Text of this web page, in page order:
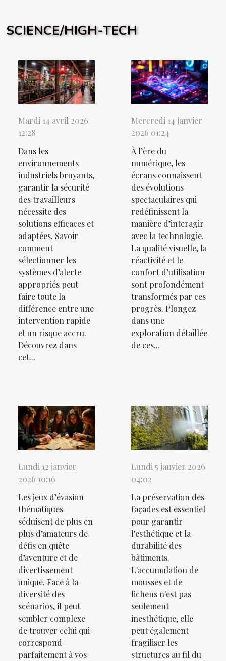
SCIENCE/HIGH-TECH
Mardi 14 avril 2026
12:28
Dans les
environnements
industriels bruyants,
garantir la sécurité
des travailleurs
nécessite des
solutions efficaces et
adaptées. Savoir
comment
sélectionner les
systèmes d’alerte
appropriés peut
faire toute la
différence entre une
intervention rapide
et un risque accru.
Découvrez dans
cet...
Mercredi 14 janvier
2026 01:24
À l’ère du
numérique, les
écrans connaissent
des évolutions
spectaculaires qui
redéfinissent la
manière d’interagir
avec la technologie.
La qualité visuelle, la
réactivité et le
confort d’utilisation
sont profondément
transformés par ces
progrès. Plongez
dans une
exploration détaillée
de ces...
Lundi 12 janvier
2026 10:16
Les jeux d’évasion
thématiques
séduisent de plus en
plus d’amateurs de
défis en quête
d’aventure et de
divertissement
unique. Face à la
diversité des
scénarios, il peut
sembler complexe
de trouver celui qui
correspond
parfaitement à vos
Lundi 5 janvier 2026
04:02
La préservation des
façades est essentiel
pour garantir
l'esthétique et la
durabilité des
bâtiments.
L'accumulation de
mousses et de
lichens n'est pas
seulement
inesthétique, elle
peut également
fragiliser les
structures au fil du